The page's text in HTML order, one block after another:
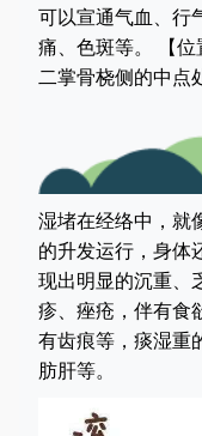
可以宣通气血、行
痛、色斑等。 【
二掌骨桡侧的中点
湿堵在经络中，就
的升发运行，身体
现出明显的沉重、
疹、痤疮，伴有食
有齿痕等，痰湿重
肪肝等。